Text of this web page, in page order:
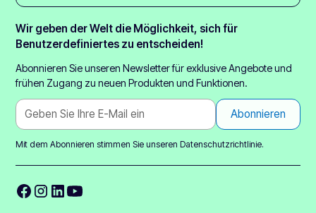
Wir geben der Welt die Möglichkeit, sich für
Benutzerdefiniertes zu entscheiden!
Abonnieren Sie unseren Newsletter für exklusive Angebote und
frühen Zugang zu neuen Produkten und Funktionen.
Mit dem Abonnieren stimmen Sie unserenDatenschutzrichtlinie.